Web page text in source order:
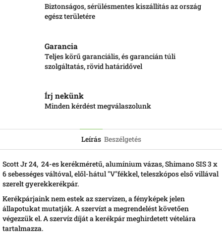
Biztonságos, sérülésmentes kiszállítás az ország
egész területére
Garancia
Teljes körű garanciális, és garancián túli
szolgáltatás, rövid határidővel
Írj nekünk
Minden kérdést megválaszolunk
Leírás Beszélgetés
Scott Jr 24, 24-es kerékméretű, alumínium vázas, Shimano SIS 3 x
6 sebességes váltóval, elől-hátul "V"fékkel, teleszkópos első villával
szerelt gyerekkerékpár.
Kerékpárjaink nem estek az szervizen, a fényképek jelen
állapotukat mutatják. A szervízt a megrendelést követően
végezzük el. A szervíz díját a kerékpár meghirdetett vételára
tartalmazza.